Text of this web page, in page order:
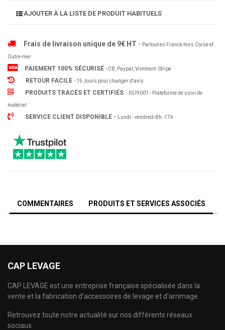
AJOUTER À LA LISTE DE PRODUIT HABITUELS
Frais de livraison unique de 9€ HT - Partout en France hors Corse et
Outre-mer
PAIEMENT 100% SÉCURISÉ - CB, Paypal, Virement- Stripe
RETOUR FACILE - 15 Jours pour changer d'avis
PRODUITS TRACÉS ET CERTIFIÉS - ISO9001 - Plateforme de suivi de
matériel
SERVICE CLIENT DISPONIBLE - Lundi - vendredi 8h -17h
COMMENTAIRES PRODUITS ET SERVICES ASSOCIÉS
CAP LEVAGE
CAP LEVAGE est une entreprise française spécialisée dans la
vente et la fabrication d'accessoires de levage et d'arrimage.
Retrouvez toute notre actualité sur nos différents réseaux
sociaux.